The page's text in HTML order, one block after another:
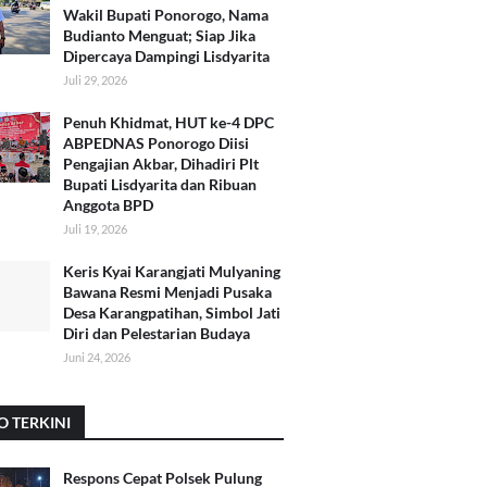
Wakil Bupati Ponorogo, Nama
Budianto Menguat; Siap Jika
Dipercaya Dampingi Lisdyarita
Juli 29, 2026
Penuh Khidmat, HUT ke-4 DPC
ABPEDNAS Ponorogo Diisi
Pengajian Akbar, Dihadiri Plt
Bupati Lisdyarita dan Ribuan
Anggota BPD
Juli 19, 2026
Keris Kyai Karangjati Mulyaning
Bawana Resmi Menjadi Pusaka
Desa Karangpatihan, Simbol Jati
Diri dan Pelestarian Budaya
Juni 24, 2026
TERKINI
Respons Cepat Polsek Pulung